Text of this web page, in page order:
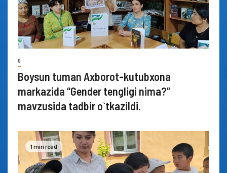
0
Boysun tuman Axborot-kutubxona
markazida “Gender tengligi nima?”
mavzusida tadbir o`tkazildi.
1 min read